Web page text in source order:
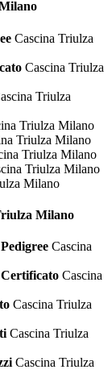
Cascina Triulza
Cascina Triulza
Triulza
Triulza Milano
Triulza Milano
Triulza Milano
Triulza Milano
Milano
Milano
Cascina
Cascina
Cascina Triulza
Cascina Triulza
Cascina Triulza